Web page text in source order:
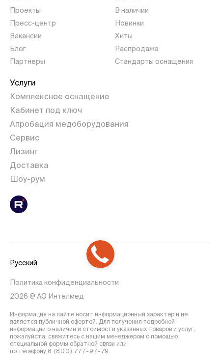
Проекты
Пресс-центр
Вакансии
Блог
Партнеры
В наличии
Новинки
Хиты
Распродажа
Стандарты оснащения
Услуги
Комплексное оснащение
Кабинет под ключ
Апробация медоборудования
Сервис
Лизинг
Доставка
Шоу-рум
Русский
Политика конфиденциальности
2026 @ АО Интелмед
Информация на сайте носит информационный характер и не
является публичной офертой. Для получения подробной
информации о наличии и стоимости указанных товаров и услуг,
пожалуйста, свяжитесь с нашим менеджером с помощью
специальной формы обратной связи или
по телефону 8 (800) 777-97-79